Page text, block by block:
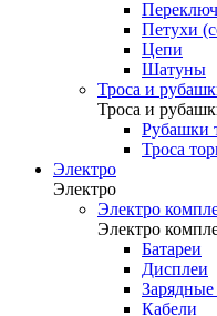
Петухи
Цепи
Шатуны
Троса и
Троса и
Рубашки
Троса
Электро
Электро
Электро
Электро
Батареи
Дисплеи
Зарядные
Кабели